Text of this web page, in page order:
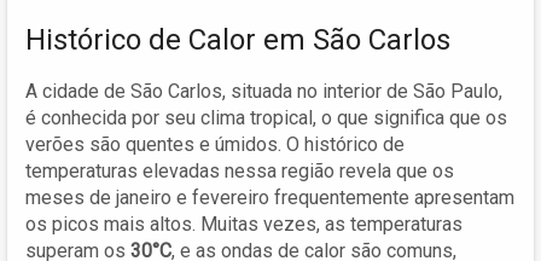
Histórico de Calor em São Carlos
A cidade de São Carlos, situada no interior de São Paulo,
é conhecida por seu clima tropical, o que significa que os
verões são quentes e úmidos. O histórico de
temperaturas elevadas nessa região revela que os
meses de janeiro e fevereiro frequentemente apresentam
os picos mais altos. Muitas vezes, as temperaturas
superam os 30°C, e as ondas de calor são comuns,